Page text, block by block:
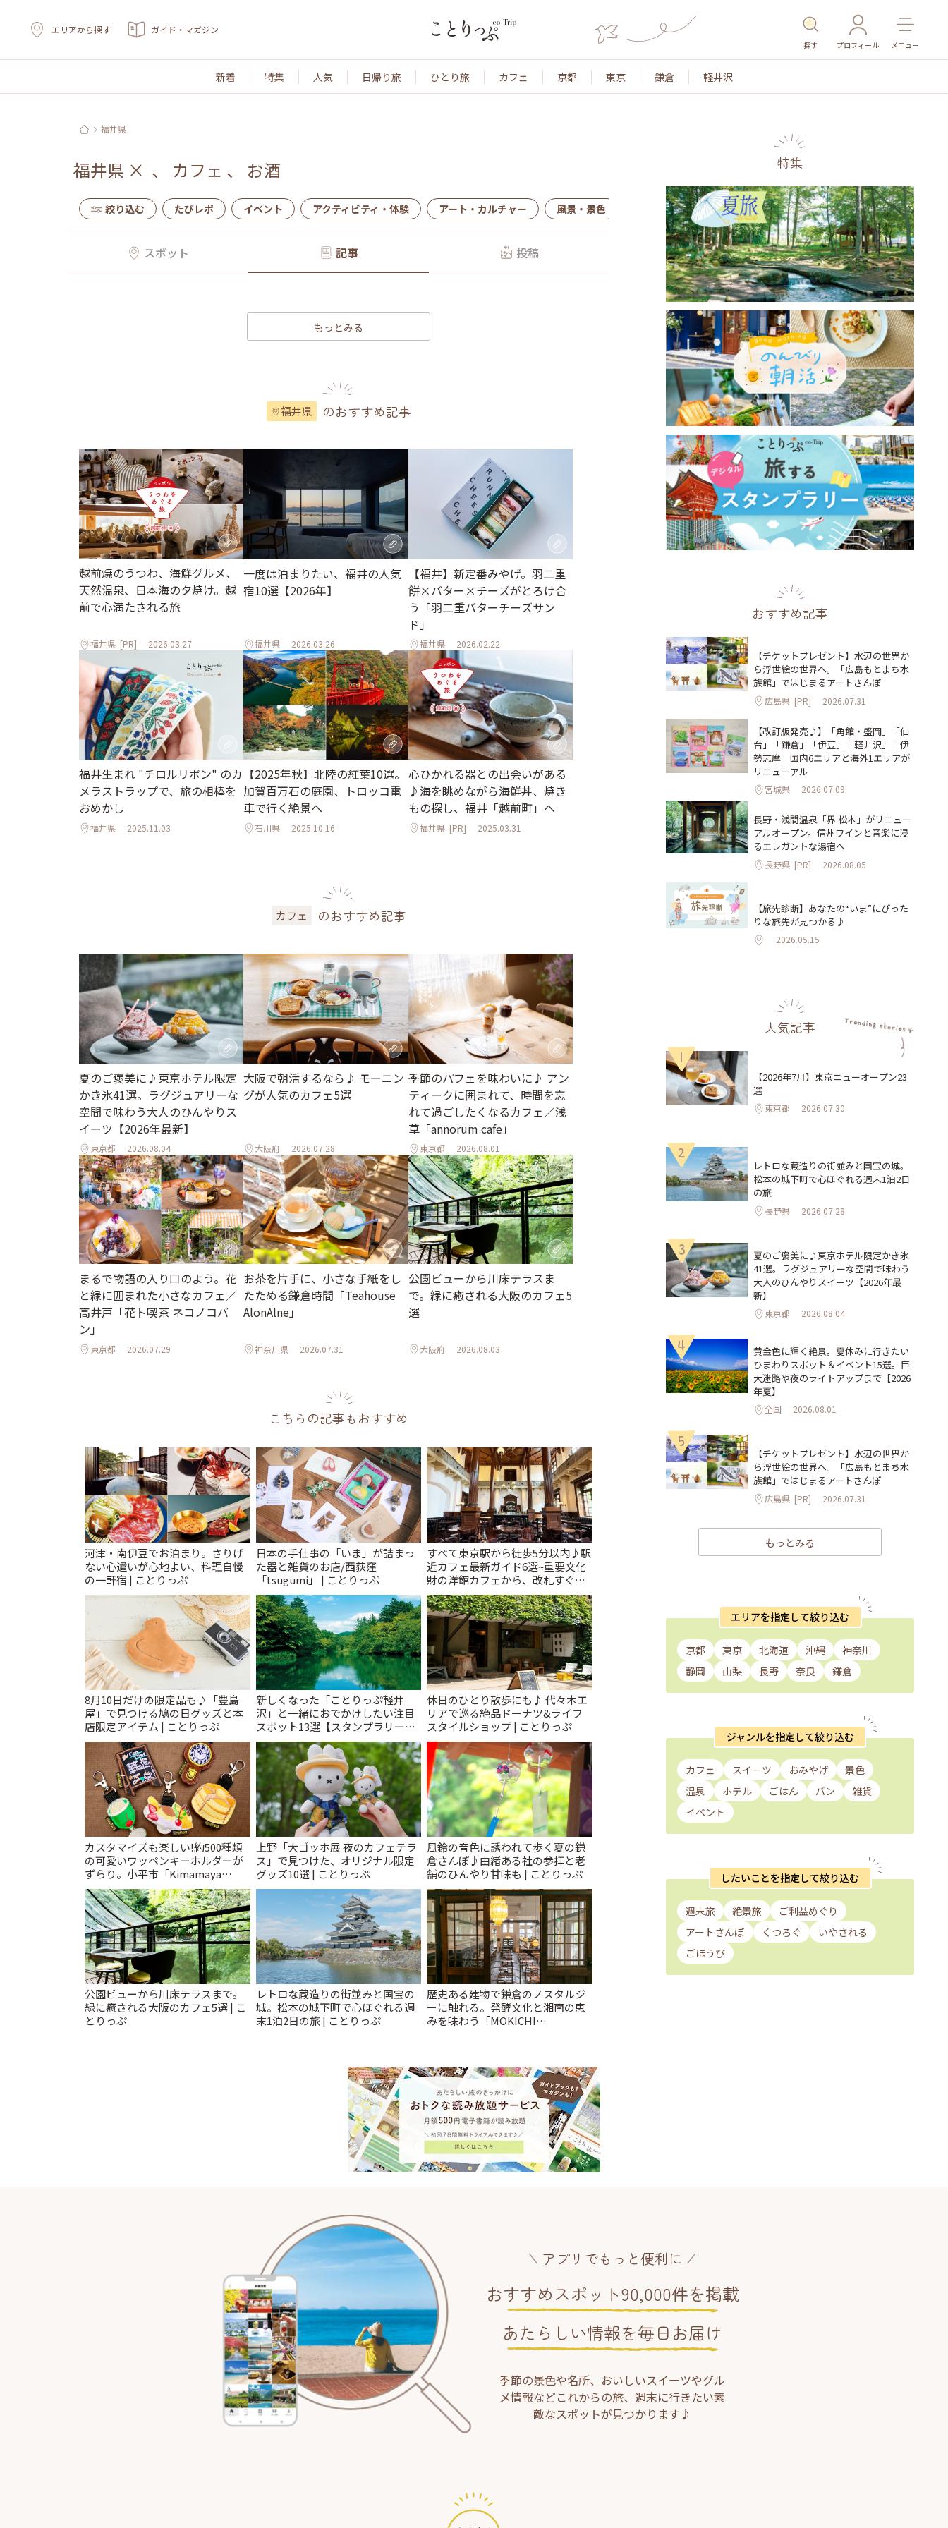
エリアから探す ガイド・マガジン
探す プロフィール メニュー
新着 特集 人気 日帰り旅 ひとり旅 カフェ 京都 東京 鎌倉 軽井沢
福井県
福井県 × 、 カフェ 、 お酒
絞り込む たびレポ イベント アクティビティ・体験 アート・カルチャー 風景・景色 名所・旧跡 温泉・スパ その他施設 ごはん
スポット 記事 投稿
もっとみる
福井県 のおすすめ記事
越前焼のうつわ、海鮮グルメ、
天然温泉、日本海の夕焼け。越
前で心満たされる旅
福井県 [PR] 2026.03.27
一度は泊まりたい、福井の人気
宿10選【2026年】
福井県 2026.03.26
【福井】新定番みやげ。羽二重
餅×バター×チーズがとろけ合
う「羽二重バターチーズサン
ド」
福井県 2026.02.22
福井生まれ "チロルリボン" のカ
メラストラップで、旅の相棒を
おめかし
福井県 2025.11.03
【2025年秋】北陸の紅葉10選。
加賀百万石の庭園、トロッコ電
車で行く絶景へ
石川県 2025.10.16
心ひかれる器との出会いがある
♪海を眺めながら海鮮丼、焼き
もの探し、福井「越前町」へ
福井県[PR] 2025.03.31
カフェ のおすすめ記事
夏のご褒美に♪東京ホテル限定
かき氷41選。ラグジュアリーな
空間で味わう大人のひんやりス
イーツ【2026年最新】
東京都 2026.08.04
大阪で朝活するなら♪ モーニン
グが人気のカフェ5選
大阪府 2026.07.28
季節のパフェを味わいに♪ アン
ティークに囲まれて、時間を忘
れて過ごしたくなるカフェ／浅
草「annorum cafe」
東京都 2026.08.01
まるで物語の入り口のよう。花
と緑に囲まれた小さなカフェ／
高井戸「花ト喫茶 ネコノコバ
ン」
東京都 2026.07.29
お茶を片手に、小さな手紙をし
たためる鎌倉時間「Teahouse
AlonAlne」
神奈川県 2026.07.31
公園ビューから川床テラスま
で。緑に癒される大阪のカフェ5
選
大阪府 2026.08.03
こちらの記事もおすすめ
河津・南伊豆でお泊まり。さりげ
ない心遣いが心地よい、料理自慢
の一軒宿 | ことりっぷ
日本の手仕事の「いま」が詰まっ
た器と雑貨のお店/西荻窪
「tsugumi」 | ことりっぷ
すべて東京駅から徒歩5分以内♪駅
近カフェ最新ガイド6選~重要文化
財の洋館カフェから、改札すぐの
レトロ喫茶まで~ | ことりっぷ
8月10日だけの限定品も♪「豊島
屋」で見つける鳩の日グッズと本
店限定アイテム | ことりっぷ
新しくなった「ことりっぷ軽井
沢」と一緒におでかけしたい注目
スポット13選【スタンプラリー開
催中】 | ことりっぷ
休日のひとり散歩にも♪ 代々木エ
リアで巡る絶品ドーナツ&ライフ
スタイルショップ | ことりっぷ
カスタマイズも楽しい!約500種類
の可愛いワッペンキーホルダーが
ずらり。小平市「Kimamaya
T&K」 | ことりっぷ
上野「大ゴッホ展 夜のカフェテラ
ス」で見つけた、オリジナル限定
グッズ10選 | ことりっぷ
風鈴の音色に誘われて歩く夏の鎌
倉さんぽ♪由緒ある社の参拝と老
舗のひんやり甘味も | ことりっぷ
公園ビューから川床テラスまで。
緑に癒される大阪のカフェ5選 | こ
とりっぷ
レトロな蔵造りの街並みと国宝の
城。松本の城下町で心ほぐれる週
末1泊2日の旅 | ことりっぷ
歴史ある建物で鎌倉のノスタルジ
ーに触れる。発酵文化と湘南の恵
みを味わう「MOKICHI
特集
おすすめ記事
【チケットプレゼント】水辺の世界か
ら浮世絵の世界へ。「広島もとまち水
族館」ではじまるアートさんぽ
広島県 [PR] 2026.07.31
【改訂版発売♪】「角館・盛岡」「仙
台」「鎌倉」「伊豆」「軽井沢」「伊
勢志摩」国内6エリアと海外1エリアが
リニューアル
宮城県 2026.07.09
長野・浅間温泉「界 松本」がリニュー
アルオープン。信州ワインと音楽に浸
るエレガントな湯宿へ
長野県 [PR] 2026.08.05
【旅先診断】あなたの“いま”にぴった
りな旅先が見つかる♪
2026.05.15
人気記事
1
【2026年7月】東京ニューオープン23
選
東京都 2026.07.30
2
レトロな蔵造りの街並みと国宝の城。
松本の城下町で心ほぐれる週末1泊2日
の旅
長野県 2026.07.28
3
夏のご褒美に♪東京ホテル限定かき氷
41選。ラグジュアリーな空間で味わう
大人のひんやりスイーツ【2026年最
新】
東京都 2026.08.04
4
黄金色に輝く絶景。夏休みに行きたい
ひまわりスポット＆イベント15選。巨
大迷路や夜のライトアップまで【2026
年夏】
全国 2026.08.01
5
【チケットプレゼント】水辺の世界か
ら浮世絵の世界へ。「広島もとまち水
族館」ではじまるアートさんぽ
広島県 [PR] 2026.07.31
もっとみる
エリアを指定して絞り込む
京都 東京 北海道 沖縄
神奈川
静岡
山梨 長野 奈良 鎌倉
ジャンルを指定して絞り込む
カフェ スイーツ おみやげ
景色
温泉
ホテル ごはん パン
雑貨
イベント
したいことを指定して絞り込む
週末旅 絶景旅
ご利益めぐり
アートさんぽ
くつろぐ
いやされる
ごほうび
アプリでもっと便利に
おすすめスポット90,000件を掲載
あたらしい情報を毎日お届け
季節の景色や名所、おいしいスイーツやグル
メ情報などこれからの旅、週末に行きたい素
敵なスポットが見つかります♪